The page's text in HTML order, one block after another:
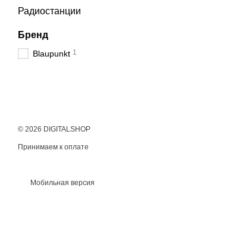
Радиостанции
Бренд
Blaupunkt 1
© 2026 DIGITALSHOP
Принимаем к оплате
Мобильная версия